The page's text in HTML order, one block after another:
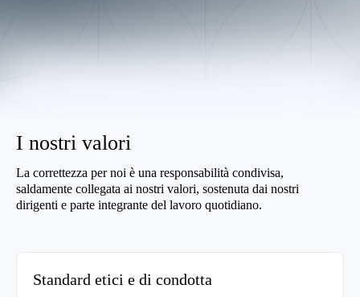
I nostri valori
La correttezza per noi è una responsabilità condivisa,
saldamente collegata ai nostri valori, sostenuta dai nostri
dirigenti e parte integrante del lavoro quotidiano.
Standard etici e di condotta